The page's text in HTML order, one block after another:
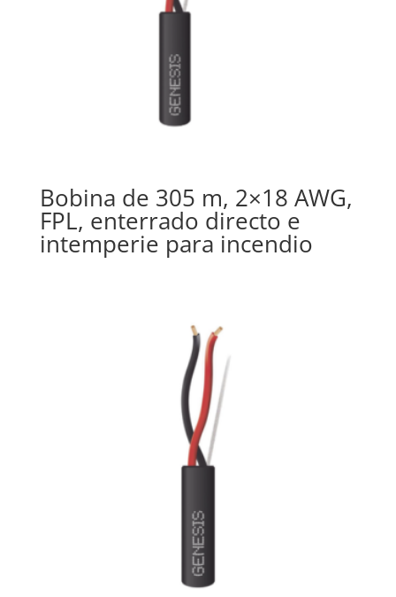
Bobina de 305 m, 2×18 AWG,
FPL, enterrado directo e
intemperie para incendio